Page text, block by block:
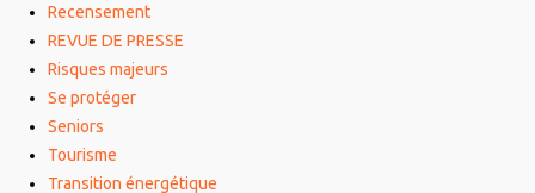
Recensement
REVUE DE PRESSE
Risques majeurs
Se protéger
Seniors
Tourisme
Transition énergétique